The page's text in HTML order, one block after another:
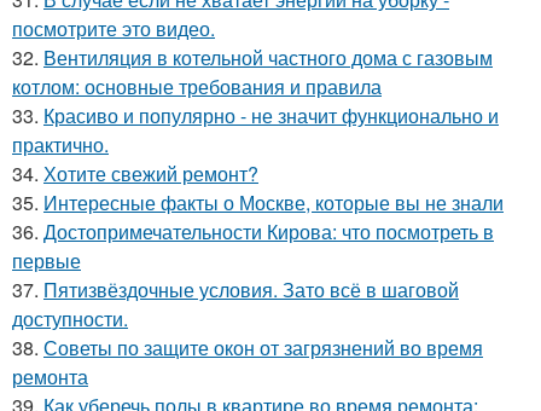
посмотрите это видео.
32. Вентиляция в котельной частного дома с газовым
котлом: основные требования и правила
33. Красиво и популярно - не значит функционально и
практично.
34. Хотите свежий ремонт?
35. Интересные факты о Москве, которые вы не знали
36. Достопримечательности Кирова: что посмотреть в
первые
37. Пятизвёздочные условия. Зато всё в шаговой
доступности.
38. Советы по защите окон от загрязнений во время
ремонта